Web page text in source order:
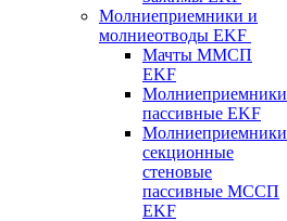
Молниеприемники и
молниеотводы EKF
Мачты ММСП
EKF
Молниеприемники
пассивные EKF
Молниеприемники
секционные
стеновые
пассивные МССП
EKF